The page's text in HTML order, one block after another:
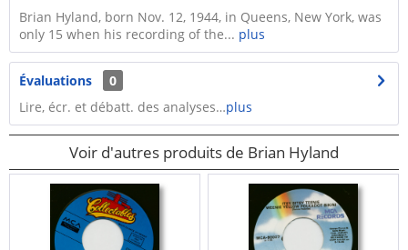
Brian Hyland, born Nov. 12, 1944, in Queens, New York, was
only 15 when his recording of the... plus
Évaluations
0
Lire, écr. et débatt. des analyses…plus
Voir d'autres produits de Brian Hyland